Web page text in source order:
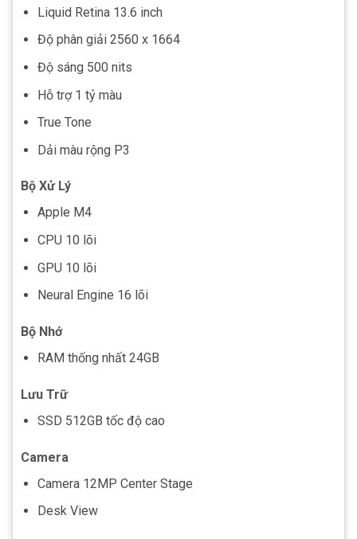
Liquid Retina 13.6 inch
Độ phân giải 2560 x 1664
Độ sáng 500 nits
Hỗ trợ 1 tỷ màu
True Tone
Dải màu rộng P3
Bộ Xử Lý
Apple M4
CPU 10 lõi
GPU 10 lõi
Neural Engine 16 lõi
Bộ Nhớ
RAM thống nhất 24GB
Lưu Trữ
SSD 512GB tốc độ cao
Camera
Camera 12MP Center Stage
Desk View